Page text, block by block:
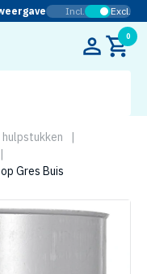
Incl. Excl.
0
hulpstukken
|
|
Gres Buis